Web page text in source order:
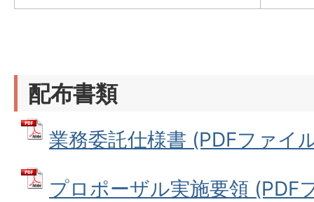
配布書類
業務委託仕様書 (PDFファイ
プロポーザル実施要領 (PDF